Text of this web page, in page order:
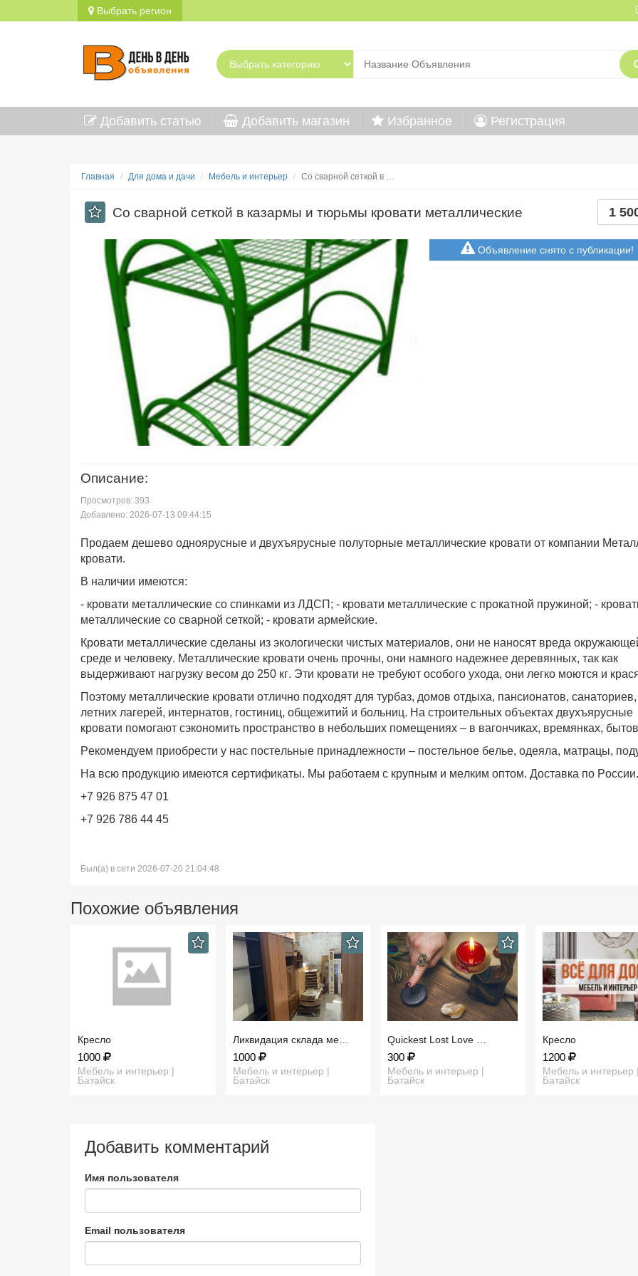
Выбрать регион
Добавить статью Добавить магазин Избранное Регистрация
Главная Для дома и дачи Мебель и интерьер Со сварной сеткой в …
Со сварной сеткой в казармы и тюрьмы кровати металлические 1
Объявление снято с публикации!
Описание:
Просмотров: 393
Добавлено: 2026-07-13 09:44:15
Продаем дешево одноярусные и двухъярусные полуторные металлические кровати от компании
кровати.
В наличии имеются:
- кровати металлические со спинками из ЛДСП; - кровати металлические с прокатной пружиной; -
металлические со сварной сеткой; - кровати армейские.
Кровати металлические сделаны из экологически чистых материалов, они не наносят вреда
среде и человеку. Металлические кровати очень прочны, они намного надежнее деревянных, так как
выдерживают нагрузку весом до 250 кг. Эти кровати не требуют особого ухода, они легко моются и
Поэтому металлические кровати отлично подходят для турбаз, домов отдыха, пансионатов, санаториев,
летних лагерей, интернатов, гостиниц, общежитий и больниц. На строительных объектах двухъярусные
кровати помогают сэкономить пространство в небольших помещениях – в вагончиках, времянках,
Рекомендуем приобрести у нас постельные принадлежности – постельное белье, одеяла, матрацы,
На всю продукцию имеются сертификаты. Мы работаем с крупным и мелким оптом. Доставка по России.
+7 926 875 47 01
+7 926 786 44 45
Был(а) в сети 2026-07-20 21:04:48
Похожие объявления
Кресло
1000
Мебель и интерьер |
Батайск
Ликвидация склада ме…
1000
Мебель и интерьер |
Батайск
​Quickest Lost Love …
300
Мебель и интерьер |
Батайск
Кресло
1200
Мебель и интерьер
Батайск
Добавить комментарий
Имя пользователя
Email пользователя